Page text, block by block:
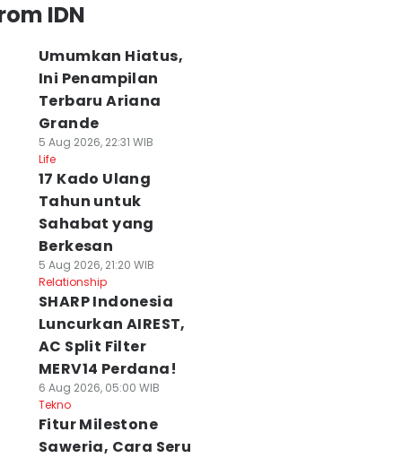
IDN
Umumkan Hiatus,
Ini Penampilan
Terbaru Ariana
Grande
5 Aug 2026, 22:31 WIB
Life
17 Kado Ulang
Tahun untuk
Sahabat yang
Berkesan
5 Aug 2026, 21:20 WIB
Relationship
SHARP Indonesia
Luncurkan AIREST,
AC Split Filter
MERV14 Perdana!
6 Aug 2026, 05:00 WIB
Tekno
Fitur Milestone
Saweria, Cara Seru